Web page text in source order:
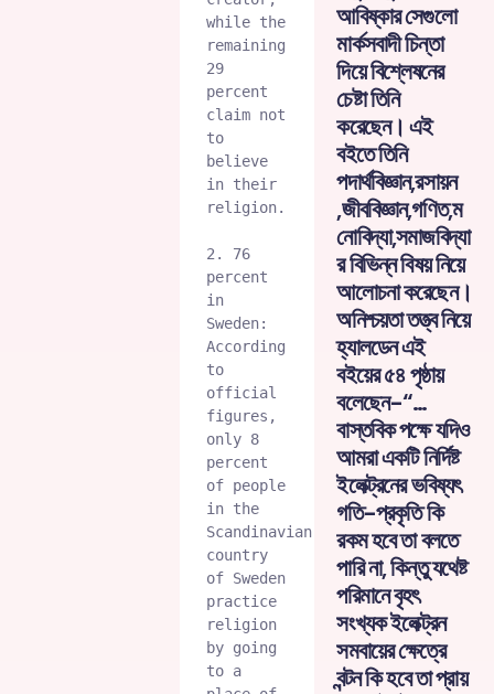
while the
remaining
29
percent
claim not
to
believe
in their
religion.
2. 76
percent
in
Sweden:
According
to
official
figures,
only 8
percent
of people
in the
Scandinavian
country
of Sweden
practice
religion
by going
to a
আবিষ্কার সেগুলো
মার্কসবাদী চিন্তা
দিয়ে বিশ্লেষনের
চেষ্টা তিনি
করেছেন। এই
বইতে তিনি
পদার্থবিজ্ঞান,রসায়ন
,জীববিজ্ঞান,গণিত,ম
নোবিদ্যা,সমাজবিদ্যা
র বিভিন্ন বিষয় নিয়ে
আলোচনা করেছেন।
অনিশ্চয়তা তত্ত্ব নিয়ে
হ্যালডেন এই
বইয়ের ৫৪ পৃষ্ঠায়
বলেছেন-“…
বাস্তবিক পক্ষে যদিও
আমরা একটি নির্দিষ্ট
ইলেক্ট্রনের ভবিষ্যৎ
গতি-প্রকৃতি কি
রকম হবে তা বলতে
পারি না, কিন্তু যথেষ্ট
পরিমানে বৃহৎ
সংখ্যক ইলেক্ট্রন
সমবায়ের ক্ষেত্রে
বন্টন কি হবে তা প্রায়